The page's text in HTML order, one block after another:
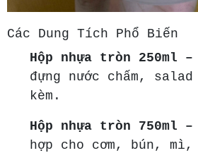
Các Dung Tích Phổ Biến
Hộp nhựa tròn 250ml –
đựng nước chấm, salad
kèm.
Hộp nhựa tròn 750ml –
hợp cho cơm, bún,